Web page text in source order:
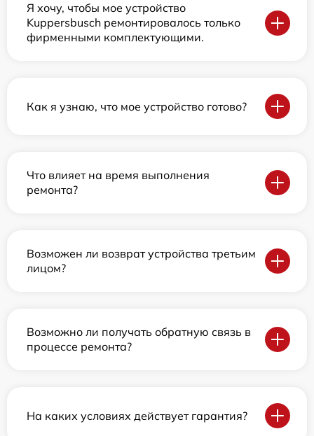
Я хочу, чтобы мое устройство
Kuppersbusch ремонтировалось только
фирменными комплектующими.
Как я узнаю, что мое устройство готово?
Что влияет на время выполнения
ремонта?
Возможен ли возврат устройства третьим
лицом?
Возможно ли получать обратную связь в
процессе ремонта?
На каких условиях действует гарантия?